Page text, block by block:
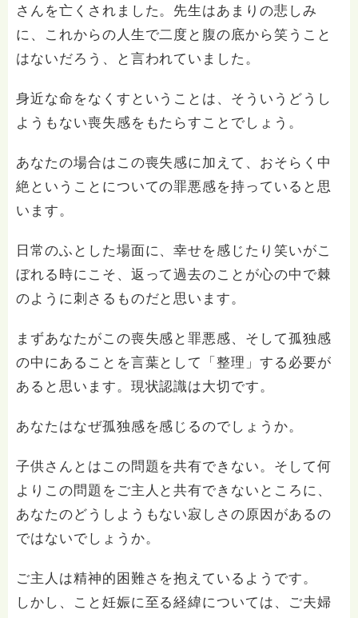
さんを亡くされました。先生はあまりの悲しみ
に、これからの人生で二度と腹の底から笑うこと
はないだろう、と言われていました。
身近な命をなくすということは、そういうどうし
ようもない喪失感をもたらすことでしょう。
あなたの場合はこの喪失感に加えて、おそらく中
絶ということについての罪悪感を持っていると思
います。
日常のふとした場面に、幸せを感じたり笑いがこ
ぼれる時にこそ、返って過去のことが心の中で棘
のように刺さるものだと思います。
まずあなたがこの喪失感と罪悪感、そして孤独感
の中にあることを言葉として「整理」する必要が
あると思います。現状認識は大切です。
あなたはなぜ孤独感を感じるのでしょうか。
子供さんとはこの問題を共有できない。そして何
よりこの問題をご主人と共有できないところに、
あなたのどうしようもない寂しさの原因があるの
ではないでしょうか。
ご主人は精神的困難さを抱えているようです。
しかし、こと妊娠に至る経緯については、ご夫婦